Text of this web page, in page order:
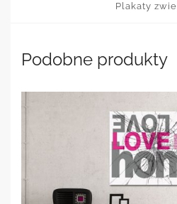
Plakaty
Podobne produkty